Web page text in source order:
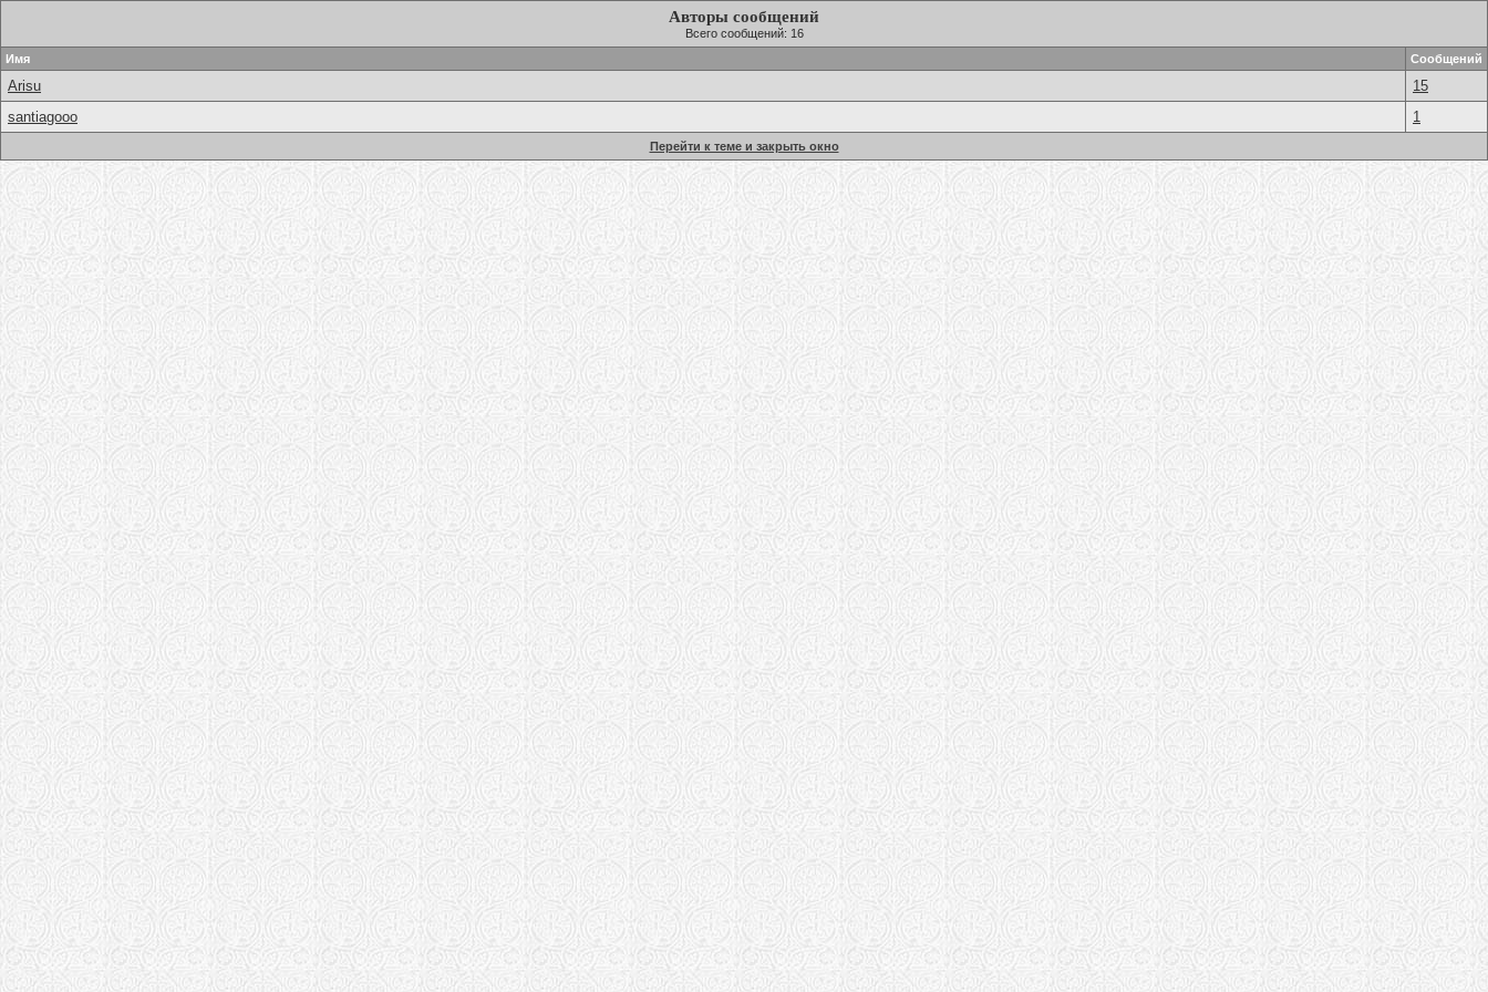
Авторы сообщений
Всего сообщений: 16
Имя
Сообщений
Arisu
15
santiagooo
1
Перейти к теме и закрыть окно